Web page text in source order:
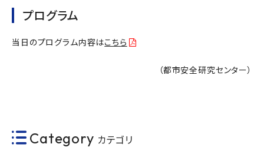
プログラム
当日のプログラム内容はこちら
（都市安全研究センター）
Category カテゴリ